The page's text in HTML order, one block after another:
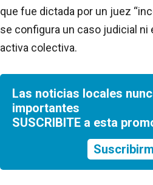
que fue dictada por un juez
se configura un caso judicial
activa colectiva.
Las noticias locales
importantes
SUSCRIBITE a esta